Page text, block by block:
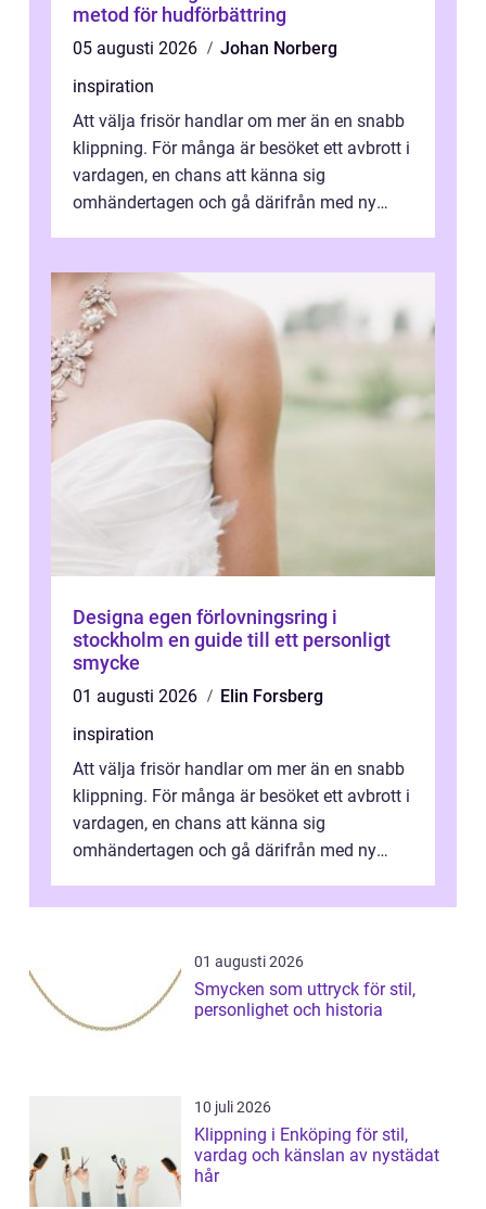
metod för hudförbättring
05 augusti 2026
Johan Norberg
inspiration
Att välja frisör handlar om mer än en snabb
klippning. För många är besöket ett avbrott i
vardagen, en chans att känna sig
omhändertagen och gå därifrån med ny
Designa egen förlovningsring i
stockholm en guide till ett personligt
smycke
01 augusti 2026
Elin Forsberg
inspiration
Att välja frisör handlar om mer än en snabb
klippning. För många är besöket ett avbrott i
vardagen, en chans att känna sig
omhändertagen och gå därifrån med ny
01 augusti 2026
Smycken som uttryck för stil,
personlighet och historia
10 juli 2026
Klippning i Enköping för stil,
vardag och känslan av nystädat
hår